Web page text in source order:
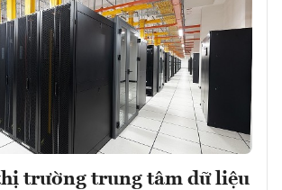
trường trung tâm dữ liệu